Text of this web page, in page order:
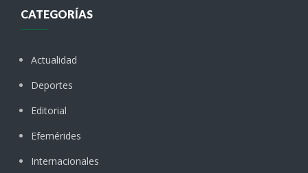
CATEGORÍAS
Actualidad
Deportes
Editorial
Efemérides
Internacionales